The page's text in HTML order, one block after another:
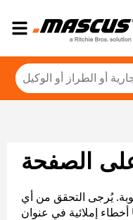
على الصفحة
يُرجى التحقق من أي
أخطاء إملائية في عنوان URL، أو عرض خريطة الموقع